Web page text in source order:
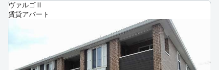
ヴァルゴⅡ
賃貸アパート